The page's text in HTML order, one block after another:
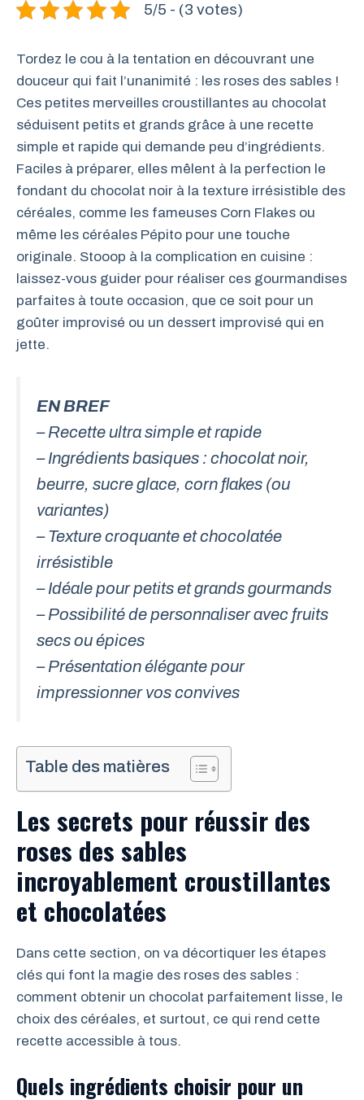
5/5 - (3 votes)
Tordez le cou à la tentation en découvrant une
douceur qui fait l’unanimité : les roses des sables !
Ces petites merveilles croustillantes au chocolat
séduisent petits et grands grâce à une recette
simple et rapide qui demande peu d’ingrédients.
Faciles à préparer, elles mêlent à la perfection le
fondant du chocolat noir à la texture irrésistible des
céréales, comme les fameuses Corn Flakes ou
même les céréales Pépito pour une touche
originale. Stooop à la complication en cuisine :
laissez-vous guider pour réaliser ces gourmandises
parfaites à toute occasion, que ce soit pour un
goûter improvisé ou un dessert improvisé qui en
jette.
EN BREF
– Recette ultra simple et rapide
– Ingrédients basiques : chocolat noir,
beurre, sucre glace, corn flakes (ou
variantes)
– Texture croquante et chocolatée
irrésistible
– Idéale pour petits et grands gourmands
– Possibilité de personnaliser avec fruits
secs ou épices
– Présentation élégante pour
impressionner vos convives
Table des matières
Les secrets pour réussir des
roses des sables
incroyablement croustillantes
et chocolatées
Dans cette section, on va décortiquer les étapes
clés qui font la magie des roses des sables :
comment obtenir un chocolat parfaitement lisse, le
choix des céréales, et surtout, ce qui rend cette
recette accessible à tous.
Quels ingrédients choisir pour un